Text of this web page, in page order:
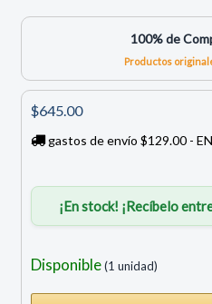
100% de
Productos
$645.00
gastos de envío $129.00 -
¡En stock! ¡Recíbelo
Disponible(1 unidad)